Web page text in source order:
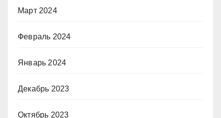
Март 2024
Февраль 2024
Январь 2024
Декабрь 2023
Октябрь 2023